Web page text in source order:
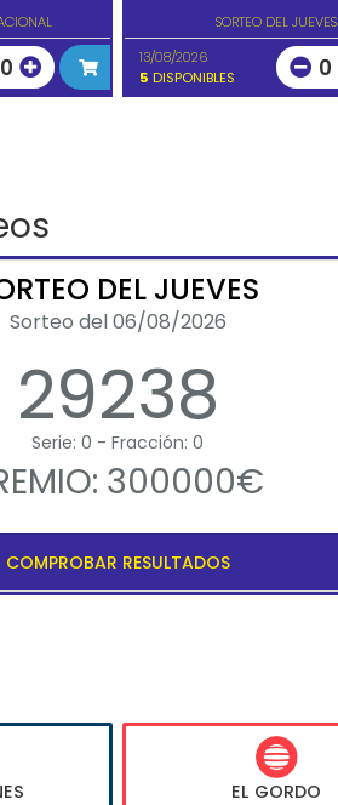
0
SORTEO DEL JUEVES
13/08/2026
5 DISPONIBLES 0
DEL JUEVES
Sorteo del 06/08/2026
29238
Serie: 0 - Fracción: 0
300000€
COMPROBAR RESULTADOS
EL GORDO